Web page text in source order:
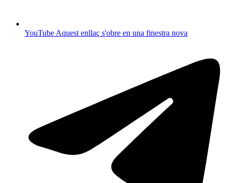
YouTubeAquest enllaç s'obre en una finestra nova